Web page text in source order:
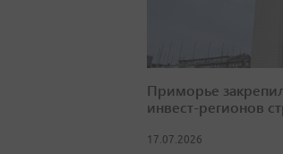
Приморье
инвест-регионов
17.07.2026